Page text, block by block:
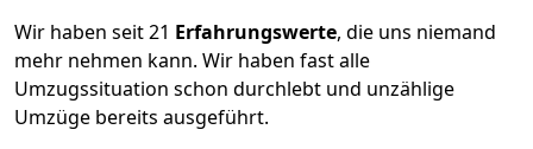
Wir haben seit21 Erfahrungswerte, die uns niemand
mehr nehmen kann. Wir haben fast alle
Umzugssituation schon durchlebt und unzählige
Umzüge bereits ausgeführt.